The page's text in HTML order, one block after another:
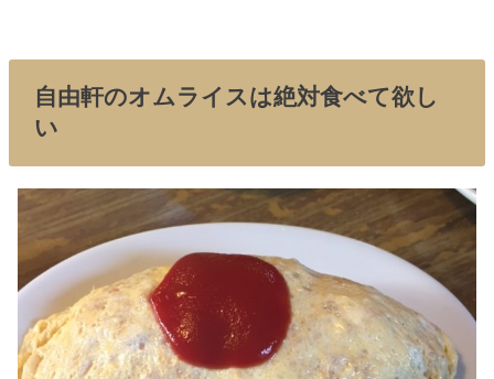
自由軒のオムライスは絶対食べて欲し
い